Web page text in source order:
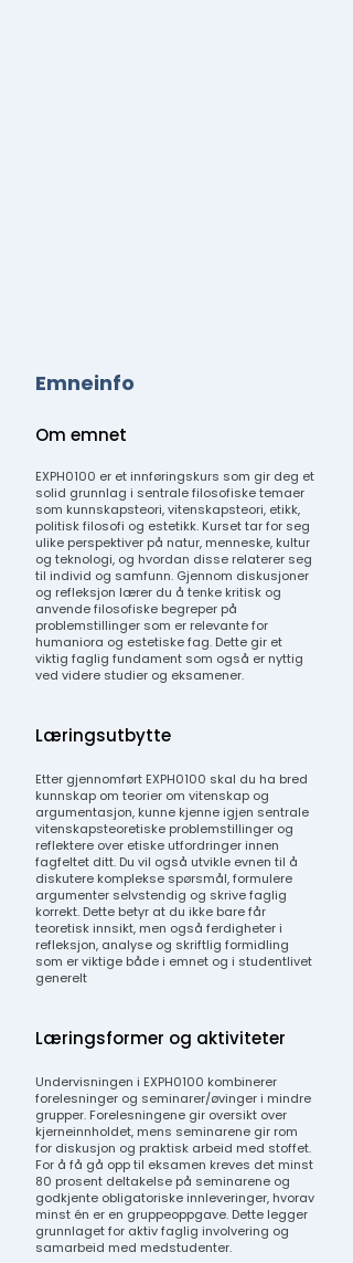
Emneinfo
Om emnet
EXPH0100 er et innføringskurs som gir deg et
solid grunnlag i sentrale filosofiske temaer
som kunnskapsteori, vitenskapsteori, etikk,
politisk filosofi og estetikk. Kurset tar for seg
ulike perspektiver på natur, menneske, kultur
og teknologi, og hvordan disse relaterer seg
til individ og samfunn. Gjennom diskusjoner
og refleksjon lærer du å tenke kritisk og
anvende filosofiske begreper på
problemstillinger som er relevante for
humaniora og estetiske fag. Dette gir et
viktig faglig fundament som også er nyttig
ved videre studier og eksamener.
Læringsutbytte
Etter gjennomført EXPH0100 skal du ha bred
kunnskap om teorier om vitenskap og
argumentasjon, kunne kjenne igjen sentrale
vitenskapsteoretiske problemstillinger og
reflektere over etiske utfordringer innen
fagfeltet ditt. Du vil også utvikle evnen til å
diskutere komplekse spørsmål, formulere
argumenter selvstendig og skrive faglig
korrekt. Dette betyr at du ikke bare får
teoretisk innsikt, men også ferdigheter i
refleksjon, analyse og skriftlig formidling
som er viktige både i emnet og i studentlivet
generelt
Læringsformer og aktiviteter
Undervisningen i EXPH0100 kombinerer
forelesninger og seminarer/øvinger i mindre
grupper. Forelesningene gir oversikt over
kjerneinnholdet, mens seminarene gir rom
for diskusjon og praktisk arbeid med stoffet.
For å få gå opp til eksamen kreves det minst
80 prosent deltakelse på seminarene og
godkjente obligatoriske innleveringer, hvorav
minst én er en gruppeoppgave. Dette legger
grunnlaget for aktiv faglig involvering og
samarbeid med medstudenter.